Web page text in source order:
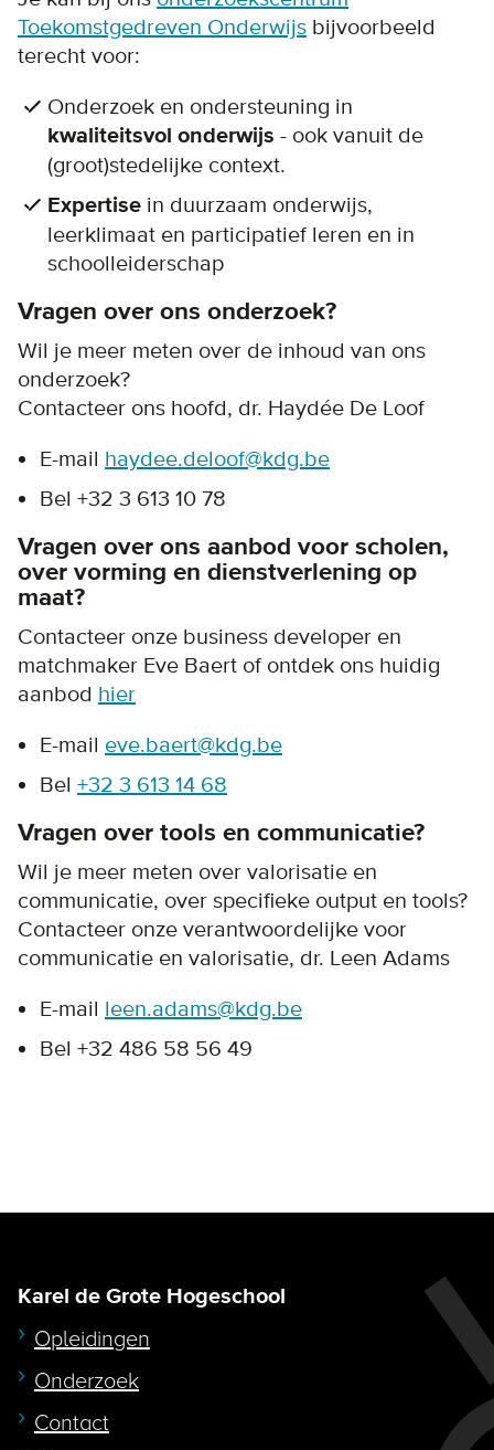
Toekomstgedreven Onderwijs bijvoorbeeld
terecht voor:
Onderzoek en ondersteuning in
kwaliteitsvol onderwijs - ook vanuit de
(groot)stedelijke context.
Expertise in duurzaam onderwijs,
leerklimaat en participatief leren en in
schoolleiderschap
Vragen over ons onderzoek?
Wil je meer meten over de inhoud van ons
onderzoek?
Contacteer ons hoofd, dr. Haydée De Loof
E-mail haydee.deloof@kdg.be
Bel +32 3 613 10 78
Vragen over ons aanbod voor scholen,
over vorming en dienstverlening op
maat?
Contacteer onze business developer en
matchmaker Eve Baert of ontdek ons huidig
aanbod hier
E-mail eve.baert@kdg.be
Bel +32 3 613 14 68
Vragen over tools en communicatie?
Wil je meer meten over valorisatie en
communicatie, over specifieke output en tools?
Contacteer onze verantwoordelijke voor
communicatie en valorisatie, dr. Leen Adams
E-mail leen.adams@kdg.be
Bel +32 486 58 56 49
Karel de Grote Hogeschool
Opleidingen
Onderzoek
Contact